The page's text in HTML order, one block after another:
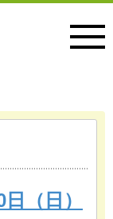
（日）